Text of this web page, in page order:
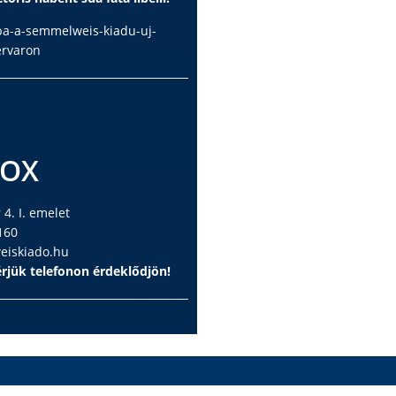
a-semmelweis-kiadu-uj-
4. I. emelet
telefonon érdeklődjön!
Könyvesbolt